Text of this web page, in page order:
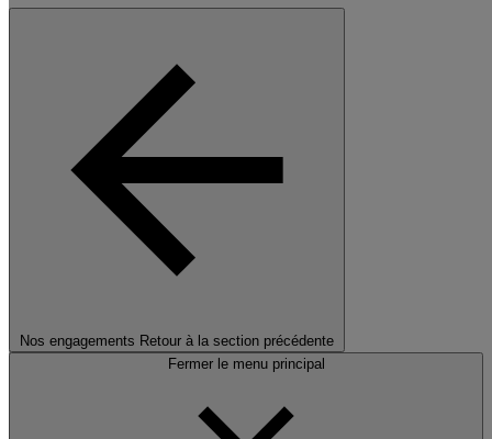
Nos engagements Retour à la section précédente
Fermer le menu principal